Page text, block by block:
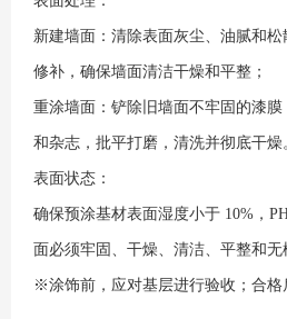
新建墙面：清除表面灰尘、油腻和
修补，确保墙面清洁干燥和平整；
重涂墙面：铲除旧墙面不牢固的漆
和杂志，批平打磨， 清洗并彻底干燥
表面状态：
确保预涂基材表面湿度小于 10%，
面必须牢固、干燥、清洁、平整和无
※涂饰前，应对基层进行验收；合格